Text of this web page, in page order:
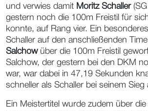
und verwies damit Moritz Schaller(SG
gestern noch die 100m Freistil für
konnte, auf Rang vier. Ein
Schaller auf den anschließenden Time
Salchowüber die 100m Freistil
Salchow, der gestern bei den DKM
war, war dabei in 47,19 Sekunden
schneller als Schaller bei seinem Sieg
Ein Meistertitel wurde zudem über